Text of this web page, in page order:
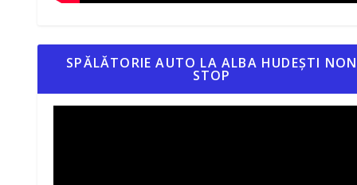
SPĂLĂTORIE AUTO LA ALBA HUDEȘTI NON
STOP